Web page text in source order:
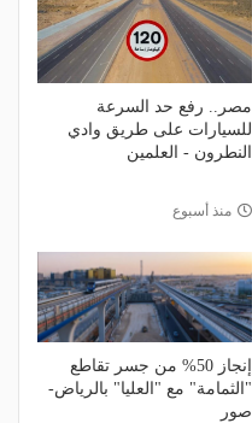
مصر.. رفع حد السرعة
للسيارات على طريق وادي
النطرون - العلمين
منذ أسبوع
إنجاز 50% من جسر تقاطع
"الثمامة" مع "العليا" بالرياض-
صور